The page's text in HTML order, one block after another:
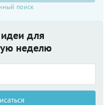
поиск
для
неделю